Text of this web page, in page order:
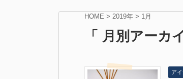
HOME > 2019年 > 1月
「 月別アーカ
ア